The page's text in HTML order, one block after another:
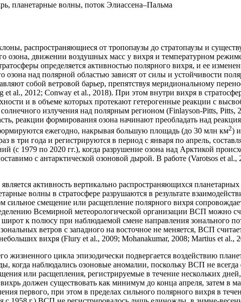
планетарные волны, поток Элиассена–Пальма
распространяющиеся от тропопаузы до стратопаузы и
озона, движении воздушных масс у вихря и температурном
определяется активностью полярного вихря, и ее
над полярной областью зависят от силы и устойчивости
собой ветровой барьер, препятствуя меридиональному
al., 2012; Conway et al., 2018). При этом внутри вихря в
и в объеме которых протекают гетерогенные реакции с
излучения над полярным регионом (Finlayson-Pitts,
реакции формирования озона начинают преобладать над
ежегодно, накрывая большую площадь (до 30 млн км2)
в три года и регистрируются в период с января по апрель,
(с 1979 по 2020 гг.), когда разрушение озона над Арктикой
с антарктической озоновой дырой. В работе (Varotsos et
активность вертикально распространяющихся
волны в стратосфере разрушаются в результате
смещение или расщепление полярного вихря
Всемирной метеорологической организации ВСП можно
к полюсу при наблюдаемой смене направления зонального
ветров с западного на восточное не меняется, ВСП
вихря (Flury et al., 2009; Mohanakumar, 2008; Martius et al.,
жизненного цикла эпизодически подвергается воздействию
когда наблюдались озоновые аномалии, поскольку ВСП не
или расщепления, регистрируемые в течение нескольких
должен существовать как минимум до конца апреля, затем в
первого, при этом в пределах сильного полярного вихря в